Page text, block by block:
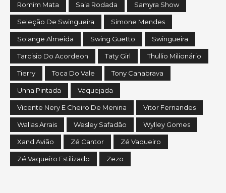
Romim Mata Saia Rodada Samyra Show
Seleção De Swingueira Simone Mendes
Solange Almeida Swing Guetto Swingueira
Tarcisio Do Acordeon Taty Girl Thullio Milionário
Tierry Toca Do Vale Tony Canabrava
Unha Pintada Vaquejada
Vicente Nery E Cheiro De Menina Vitor Fernandes
Wallas Arrais Wesley Safadão Wylley Gomes
Xand Avião Zé Cantor Zé Vaqueiro
Zé Vaqueiro Estilizado Zezo